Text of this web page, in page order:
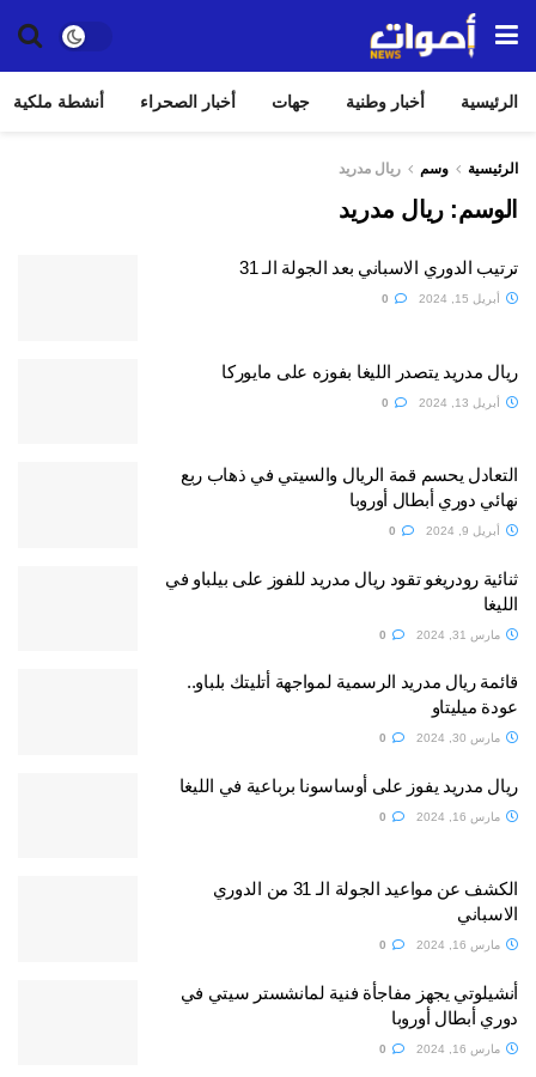
الرئيسية أخبار وطنية جهات أخبار الصحراء أنشطة ملكية
الرئيسية وسم ريال مدريد
الوسم:ريال مدريد
ترتيب الدوري الاسباني بعد الجولة الـ 31
أبريل 15, 2024
ريال مدريد يتصدر الليغا بفوزه على مايوركا
أبريل 13, 2024
التعادل يحسم قمة الريال والسيتي في ذهاب ربع
نهائي دوري أبطال أوروبا
أبريل 9, 2024
ثنائية رودريغو تقود ريال مدريد للفوز على بيلباو في
الليغا
مارس 31, 2024
قائمة ريال مدريد الرسمية لمواجهة أتليتك بلباو..
عودة ميليتاو
مارس 30, 2024
ريال مدريد يفوز على أوساسونا برباعية في الليغا
مارس 16, 2024
الكشف عن مواعيد الجولة الـ 31 من الدوري
الاسباني
مارس 16, 2024
أنشيلوتي يجهز مفاجأة فنية لمانشستر سيتي في
دوري أبطال أوروبا
مارس 16, 2024